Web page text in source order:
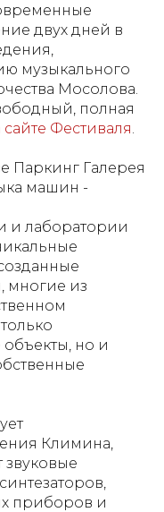
двух дней в
музыкального
Мосолова.
полная
сайте Фестиваля
Паркинг Галерея
машин -
и лаборатории
многие из
но и
Климина,
приборов и